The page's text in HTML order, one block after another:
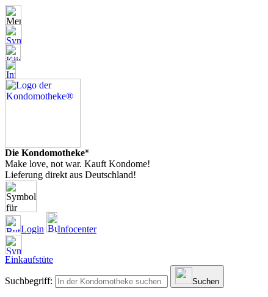
Die Kondomotheke®
Make love, not war. Kauft Kondome!
Lieferung direkt aus Deutschland!
Login Infocenter
Einkaufstüte
Suchbegriff: Suchen